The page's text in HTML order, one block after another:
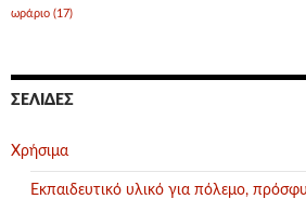
ωράριο (17)
ΣΕΛΊΔΕΣ
Χρήσιμα
Εκπαιδευτικό υλικό για πόλεμο,